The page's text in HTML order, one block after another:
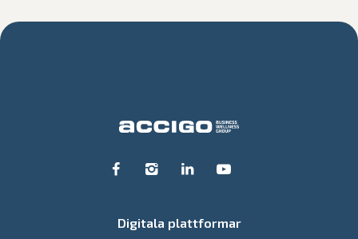
Digitala plattformar